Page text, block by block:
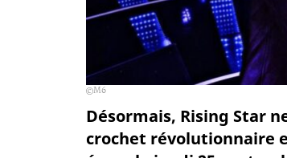
M6
Désormais, Rising Star
crochet révolutionnaire